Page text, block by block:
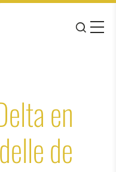
la barre de navigation
JE
MENU
en
de